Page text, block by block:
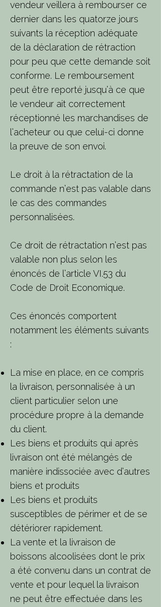
vendeur veillera à rembourser ce
dernier dans les quatorze jours
suivants la réception adéquate
de la déclaration de rétraction
pour peu que cette demande soit
conforme. Le remboursement
peut être reporté jusqu’à ce que
le vendeur ait correctement
réceptionné les marchandises de
l’acheteur ou que celui-ci donne
la preuve de son envoi.
Le droit à la rétractation de la
commande n’est pas valable dans
le cas des commandes
personnalisées.
Ce droit de rétractation n’est pas
valable non plus selon les
énoncés de l’article VI.53 du
Code de Droit Economique.
Ces énoncés comportent
notamment les éléments suivants
:
La mise en place, en ce compris
la livraison, personnalisée à un
client particulier selon une
procédure propre à la demande
du client.
Les biens et produits qui après
livraison ont été mélangés de
manière indissociée avec d’autres
biens et produits
Les biens et produits
susceptibles de périmer et de se
détériorer rapidement.
La vente et la livraison de
boissons alcoolisées dont le prix
a été convenu dans un contrat de
vente et pour lequel la livraison
ne peut être effectuée dans les